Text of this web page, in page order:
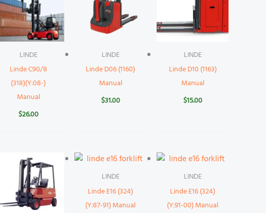
LINDE
Linde C90/8
(318)(Y:08-)
Manual
$26.00
LINDE
Linde D06 (1160)
Manual
$31.00
LINDE
Linde D10 (1163)
Manual
$15.00
LINDE
Linde E16 (324)
(Y:87-91) Manual
LINDE
Linde E16 (324)
(Y:91-00) Manual